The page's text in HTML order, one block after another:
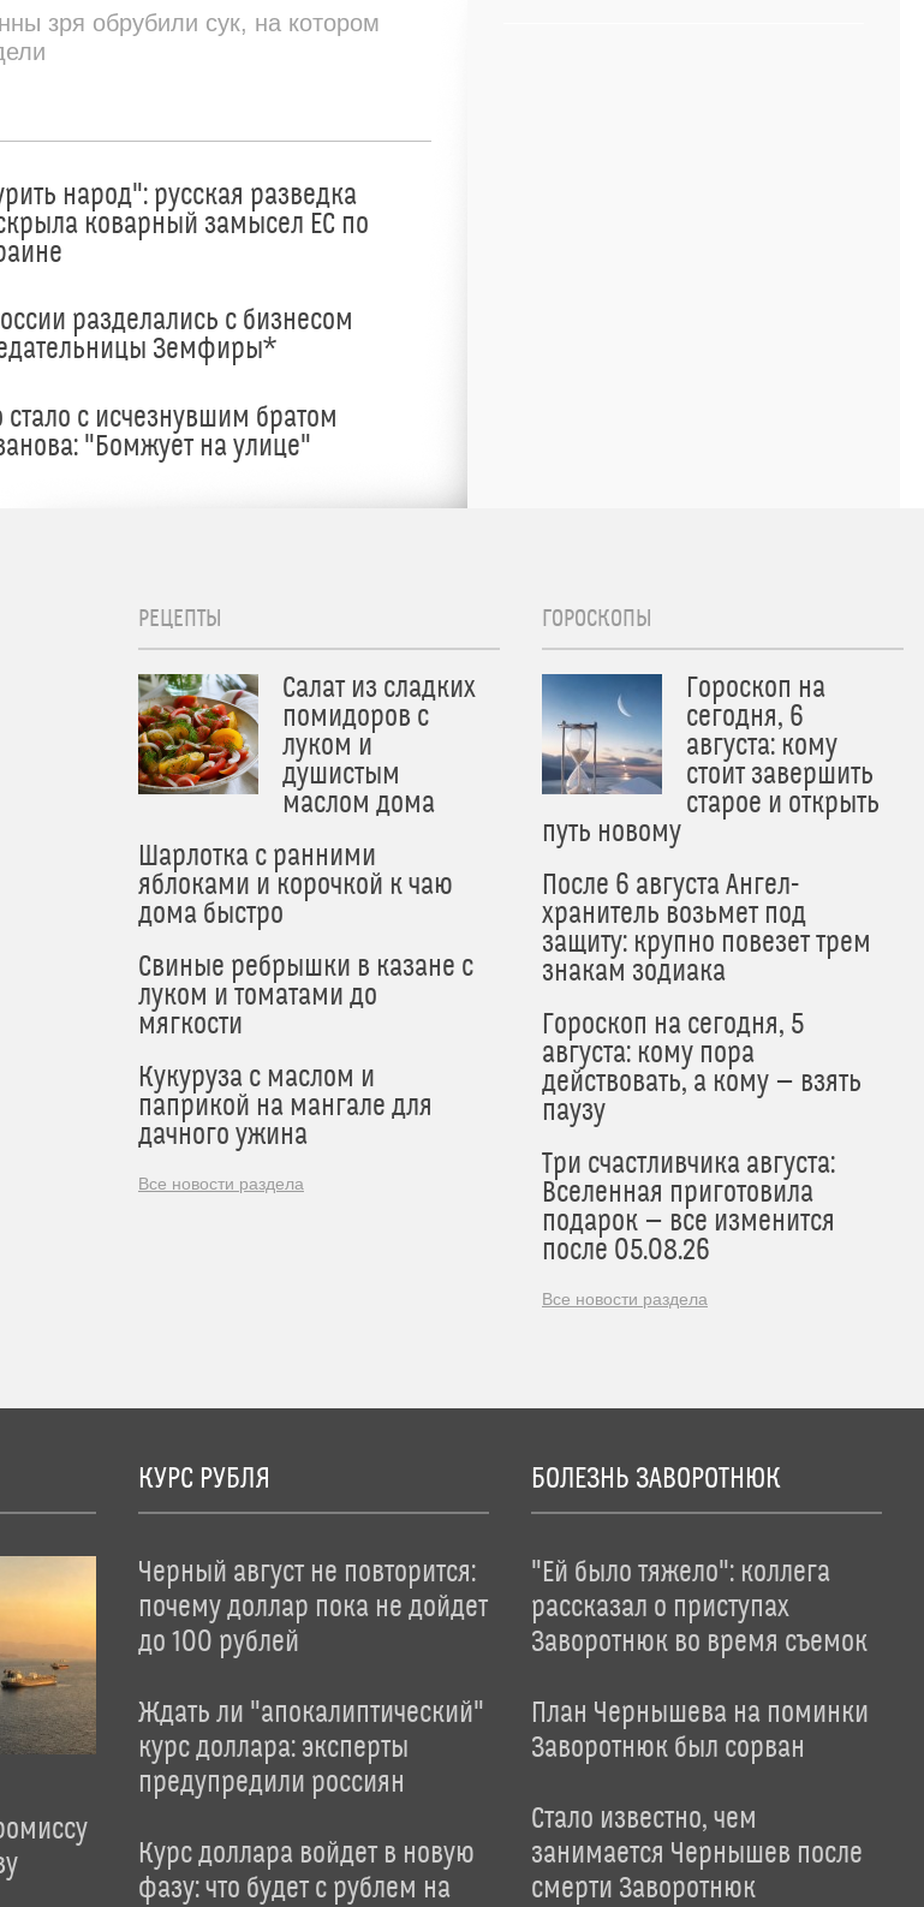
зря обрубили сук, на котором
народ": русская разведка
коварный замысел ЕС по
разделались с бизнесом
Земфиры*
стало с исчезнувшим братом
"Бомжует на улице"
РЕЦЕПТЫ
Салат из сладких
помидоров с
луком и
душистым
маслом дома
Шарлотка с ранними
яблоками и корочкой к чаю
дома быстро
Свиные ребрышки в казане с
луком и томатами до
мягкости
Кукуруза с маслом и
паприкой на мангале для
дачного ужина
Все новости раздела
ГОРОСКОПЫ
Гороскоп на
сегодня, 6
августа: кому
стоит завершить
старое и открыть
путь новому
После 6 августа Ангел-
хранитель возьмет под
защиту: крупно повезет трем
знакам зодиака
Гороскоп на сегодня, 5
августа: кому пора
действовать, а кому — взять
паузу
Три счастливчика августа:
Вселенная приготовила
подарок — все изменится
после 05.08.26
Все новости раздела
КУРС РУБЛЯ
Черный август не повторится:
почему доллар пока не дойдет
до 100 рублей
Ждать ли "апокалиптический"
курс доллара: эксперты
предупредили россиян
Курс доллара войдет в новую
фазу: что будет с рублем на
БОЛЕЗНЬ ЗАВОРОТНЮК
"Ей было тяжело": коллега
рассказал о приступах
Заворотнюк во время съемок
План Чернышева на поминки
Заворотнюк был сорван
Стало известно, чем
занимается Чернышев после
смерти Заворотнюк